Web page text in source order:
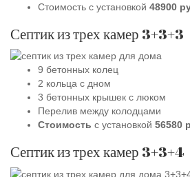
Стоимость с установкой 48900
Септик из трех камер 3+3+3
9 бетонных колец
2 кольца с дном
3 бетонных крышек с люком
Перелив между колодцами
Стоимость с установкой 56580
Септик из трех камер 3+3+4